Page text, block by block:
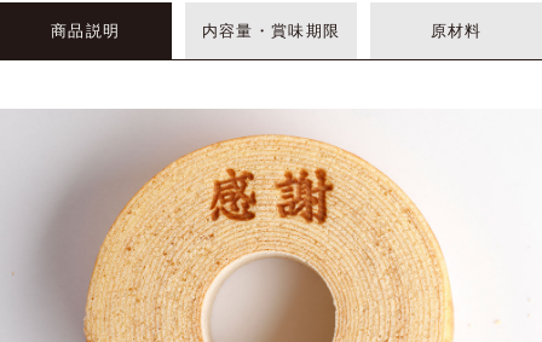
商品説明 内容量・賞味期限 原材料